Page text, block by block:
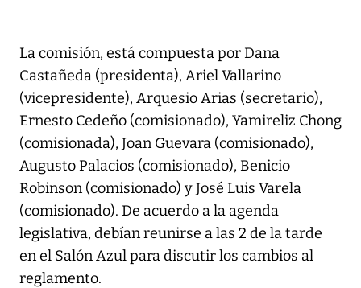
La comisión, está compuesta por Dana
Castañeda (presidenta), Ariel Vallarino
(vicepresidente), Arquesio Arias (secretario),
Ernesto Cedeño (comisionado), Yamireliz Chong
(comisionada), Joan Guevara (comisionado),
Augusto Palacios (comisionado), Benicio
Robinson (comisionado) y José Luis Varela
(comisionado). De acuerdo a la agenda
legislativa, debían reunirse a las 2 de la tarde
en el Salón Azul para discutir los cambios al
reglamento.